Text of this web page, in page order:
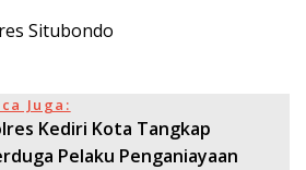
Situbondo
Juga:
Kediri Kota Tangkap
Pelaku Penganiayaan